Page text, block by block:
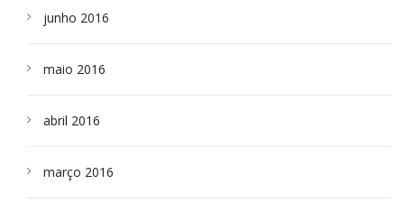
junho 2016
maio 2016
abril 2016
março 2016